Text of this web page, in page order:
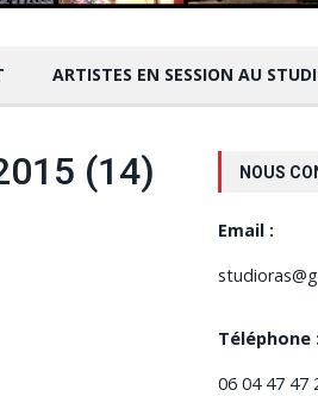
ARTISTES EN SESSION AU
(14) NOUS
Email :
Téléphone :
06 04 47 47